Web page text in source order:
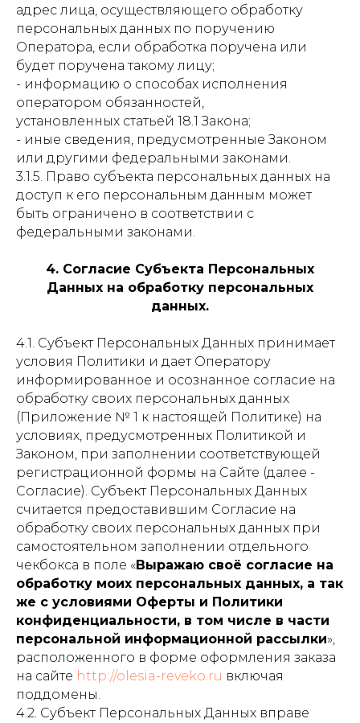
адрес лица, осуществляющего обработку
персональных данных по поручению
Оператора, если обработка поручена или
будет поручена такому лицу;
- информацию о способах исполнения
оператором обязанностей,
установленных статьей 18.1 Закона;
- иные сведения, предусмотренные Законом
или другими федеральными законами.
3.1.5. Право субъекта персональных данных на
доступ к его персональным данным может
быть ограничено в соответствии с
федеральными законами.
4. Согласие Субъекта Персональных
Данных на обработку персональных
данных.
4.1. Субъект Персональных Данных принимает
условия Политики и дает Оператору
информированное и осознанное согласие на
обработку своих персональных данных
(Приложение № 1 к настоящей Политике) на
условиях, предусмотренных Политикой и
Законом, при заполнении соответствующей
регистрационной формы на Сайте (далее -
Согласие). Субъект Персональных Данных
считается предоставившим Согласие на
обработку своих персональных данных при
самостоятельном заполнении отдельного
чекбокса в поле «Выражаю своё согласие на
обработку моих персональных данных, а так
же с условиями Оферты и Политики
конфиденциальности, в том числе в части
персональной информационной рассылки»,
расположенного в форме оформления заказа
на сайте http://olesia-reveko.ru включая
поддомены.
4.2. Субъект Персональных Данных вправе